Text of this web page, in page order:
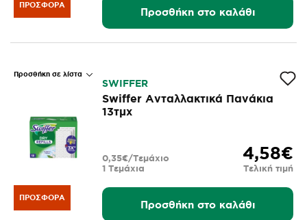
ΠΡΟΣΦΟΡΆ
Προσθήκη στο καλάθι
Προσθήκη σε λίστα
ΠΡΟΣΦΟΡΆ
SWIFFER
Swiffer Ανταλλακτικά Πανάκια
13τμχ
4,58€
Τελική τιμή
1 Τεμάχια
0,35€/Τεμάχιο
Προσθήκη στο καλάθι